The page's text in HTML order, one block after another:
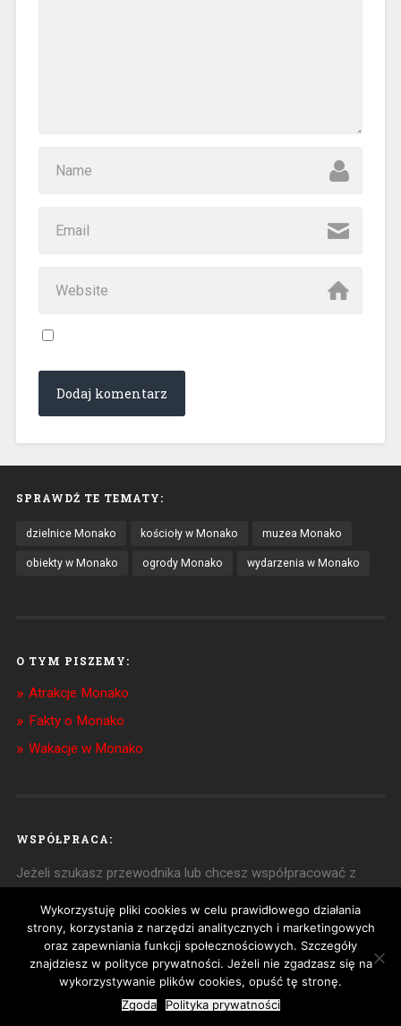
SPRAWDŹ TE TEMATY:
dzielnice Monako kościoły w Monako muzea Monako
obiekty w Monako ogrody Monako wydarzenia w Monako
O TYM PISZEMY:
Atrakcje Monako
Fakty o Monako
Wakacje w Monako
WSPÓŁPRACA:
Jeżeli szukasz przewodnika lub chcesz współpracować z
© 2026PRZEWODNIK PO MONAKO|POLITYKA
PRYWATNOŚCI | ZOBACZ TAKŻE: LAZUROWE
WYBRZEŻE
Wykorzystuję pliki cookies w celu prawidłowego działania
strony, korzystania z narzędzi analitycznych i marketingowych
oraz zapewniania funkcji społecznościowych. Szczegóły
znajdziesz w polityce prywatności. Jeżeli nie zgadzasz się na
wykorzystywanie plików cookies, opuść tę stronę.
Zgoda
Polityka prywatności